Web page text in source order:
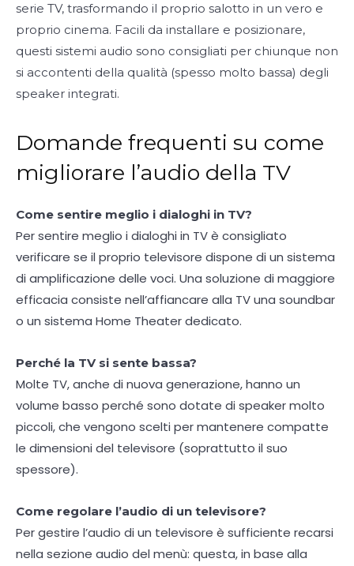
serie TV, trasformando il proprio salotto in un vero e
proprio cinema. Facili da installare e posizionare,
questi sistemi audio sono consigliati per chiunque non
si accontenti della qualità (spesso molto bassa) degli
speaker integrati.
Domande frequenti su come
migliorare l’audio della TV
Come sentire meglio i dialoghi in TV?
Per sentire meglio i dialoghi in TV è consigliato
verificare se il proprio televisore dispone di un sistema
di amplificazione delle voci. Una soluzione di maggiore
efficacia consiste nell’affiancare alla TV una soundbar
o un sistema Home Theater dedicato.
Perché la TV si sente bassa?
Molte TV, anche di nuova generazione, hanno un
volume basso perché sono dotate di speaker molto
piccoli, che vengono scelti per mantenere compatte
le dimensioni del televisore (soprattutto il suo
spessore).
Come regolare l’audio di un televisore?
Per gestire l’audio di un televisore è sufficiente recarsi
nella sezione audio del menù: questa, in base alla